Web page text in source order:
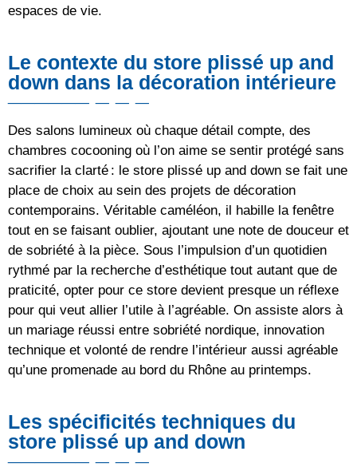
espaces de vie.
Le contexte du store plissé up and
down dans la décoration intérieure
Des salons lumineux où chaque détail compte, des
chambres cocooning où l’on aime se sentir protégé sans
sacrifier la clarté : le store plissé up and down se fait une
place de choix au sein des projets de décoration
contemporains. Véritable caméléon, il habille la fenêtre
tout en se faisant oublier, ajoutant une note de douceur et
de sobriété à la pièce. Sous l’impulsion d’un quotidien
rythmé par la recherche d’esthétique tout autant que de
praticité, opter pour ce store devient presque un réflexe
pour qui veut allier l’utile à l’agréable. On assiste alors à
un mariage réussi entre sobriété nordique, innovation
technique et volonté de rendre l’intérieur aussi agréable
qu’une promenade au bord du Rhône au printemps.
Les spécificités techniques du
store plissé up and down